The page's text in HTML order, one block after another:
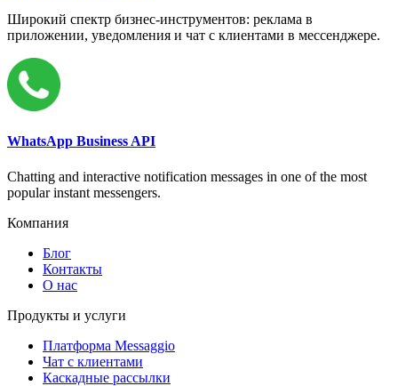
Широкий спектр бизнес-инструментов: реклама в
приложении, уведомления и чат с клиентами в мессенджере.
WhatsApp Business API
Chatting and interactive notification messages in one of the most
popular instant messengers.
Компания
Блог
Контакты
О нас
Продукты и услуги
Платформа Messaggio
Чат с клиентами
Каскадные рассылки